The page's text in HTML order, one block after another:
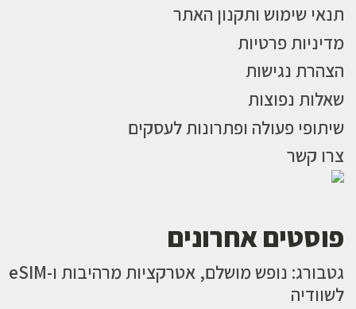
תנאי שימוש ותקנון האתר
מדיניות פרטיות
הצהרת נגישות
שאלות נפוצות
שיתופי פעולה ופתרונות לעסקים
צרו קשר
פוסטים אחרונים
גטבורג: נופש מושלם, אטרקציות מרהיבות ו-eSIM
לשוודיה